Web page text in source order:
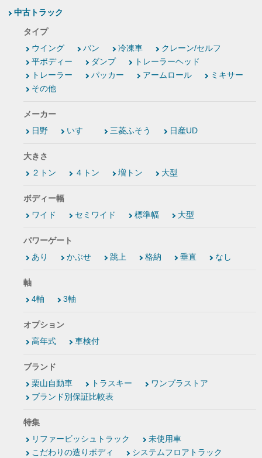
中古トラック
タイプ
ウイング
バン 冷凍車
クレーン/セルフ
平ボディー
ダンプ
トレーラーヘッド
トレーラー
パッカー アームロール
ミキサー
その他
メーカー
日野
いすゞ 三菱ふそう 日産UD
大きさ
２トン
４トン 増トン 大型
ボディー幅
ワイド
セミワイド 標準幅 大型
パワーゲート
あり
かぶせ 跳上 格納 垂直 なし
軸
4軸
3軸
オプション
高年式
車検付
ブランド
栗山自動車
トラスキー
ワンプラストア
ブランド別保証比較表
特集
リファービッシュトラック
未使用車
こだわりの造りボディ
システムフロアトラック